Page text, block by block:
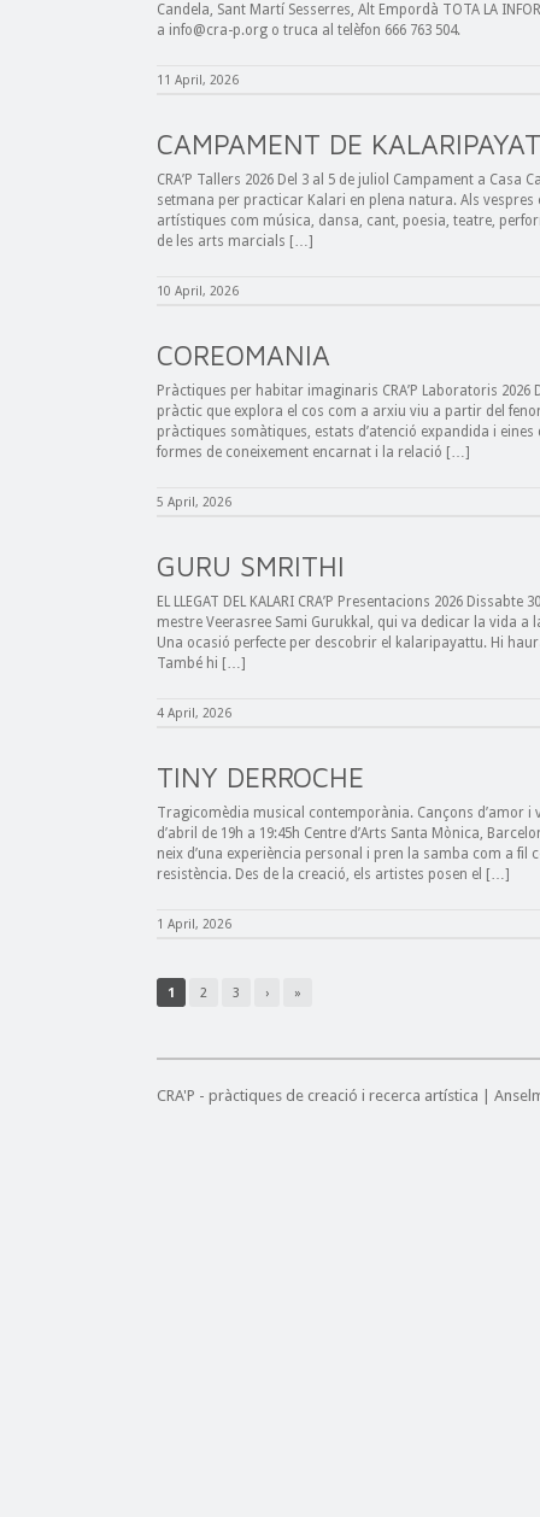
Candela, Sant Martí Sesserres, Alt Empordà TOTA LA
a info@cra-p.org o truca al telèfon 666 763 504.
11 April, 2026
CAMPAMENT DE
CRA’P Tallers 2026 Del 3 al 5 de juliol Campament a Casa
setmana per practicar Kalari en plena natura. Als
artístiques com música, dansa, cant, poesia, teatre,
de les arts marcials […]
10 April, 2026
COREOMANIA
Pràctiques per habitar imaginaris CRA’P Laboratoris 2026
pràctic que explora el cos com a arxiu viu a partir del
pràctiques somàtiques, estats d’atenció expandida i
formes de coneixement encarnat i la relació […]
5 April, 2026
GURU SMRITHI
EL LLEGAT DEL KALARI CRA’P Presentacions 2026
mestre Veerasree Sami Gurukkal, qui va dedicar la vida a
Una ocasió perfecte per descobrir el kalaripayattu. Hi
També hi […]
4 April, 2026
TINY DERROCHE
Tragicomèdia musical contemporània. Cançons d’amor i
d’abril de 19h a 19:45h Centre d’Arts Santa Mònica,
neix d’una experiència personal i pren la samba com a
resistència. Des de la creació, els artistes posen el […]
1 April, 2026
1 2 3 › »
CRA'P - pràctiques de creació i recerca artística |